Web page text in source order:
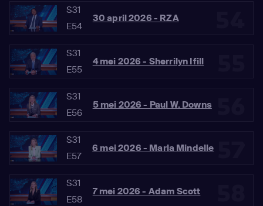
S31
E54
30 april 2026 - RZA
S31
E55
4 mei 2026 - Sherrilyn Ifill
S31
E56
5 mei 2026 - Paul W. Downs
S31
E57
6 mei 2026 - Marla Mindelle
S31
E58
7 mei 2026 - Adam Scott